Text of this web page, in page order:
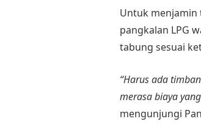
Untuk menjamin
pangkalan LPG
tabung sesuai
“Harus ada
merasa biaya
mengunjungi